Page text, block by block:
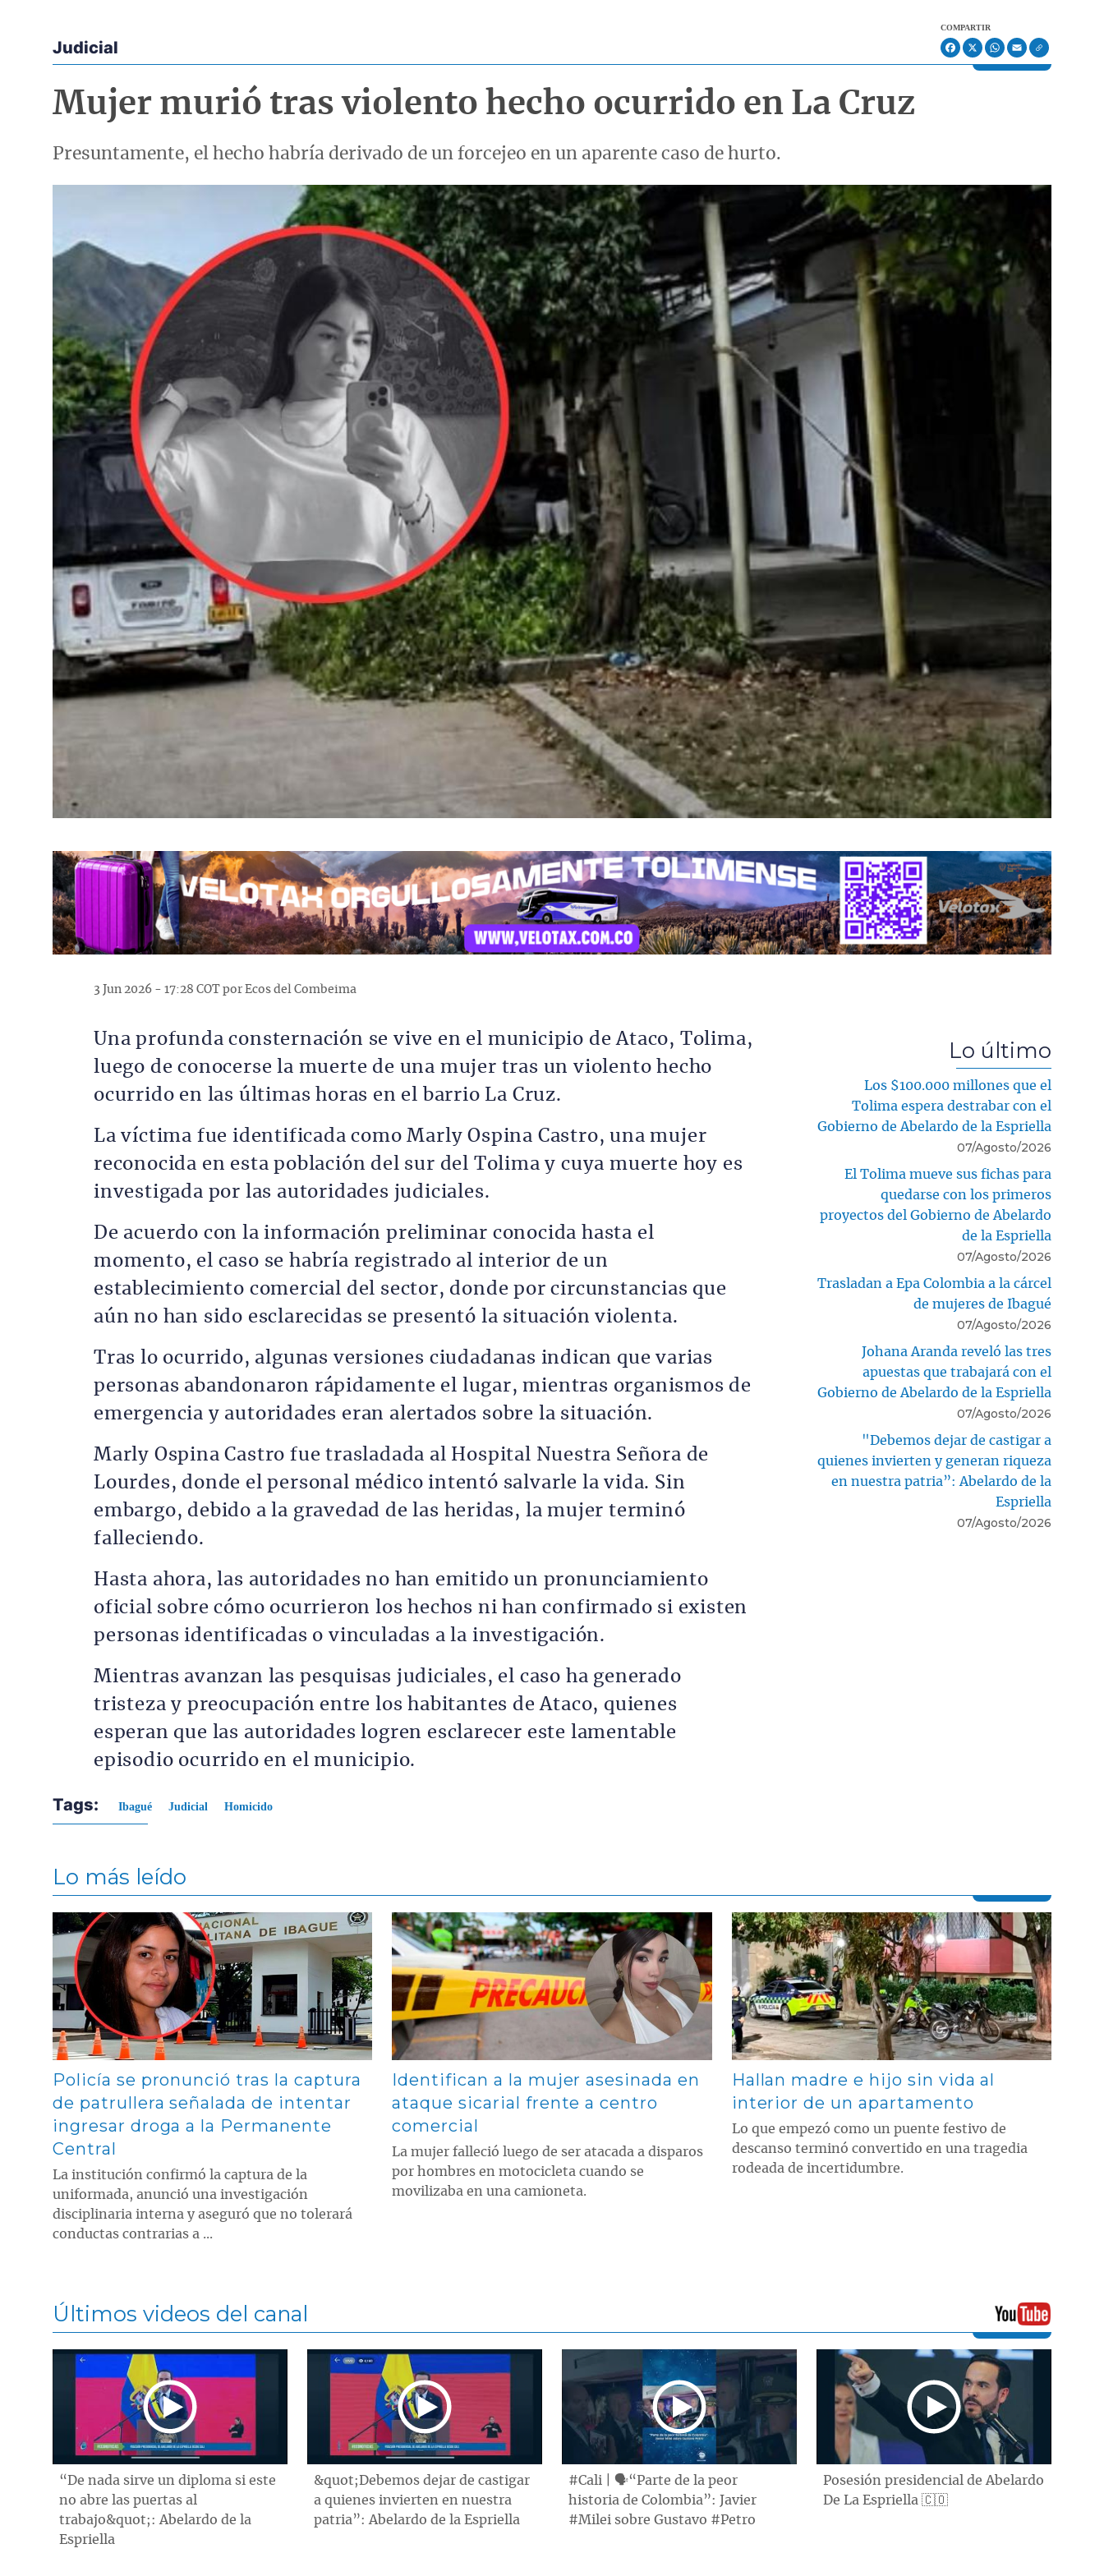
Econoticias y Eventos
Judicial
COMPARTIR
Facebook
X WhatsApp
Email
Mujer murió tras violento hecho ocurrido en La Cruz
Presuntamente, el hecho habría derivado de un forcejeo en un aparente caso de hurto.
3 Jun 2026 - 17:28 COT por Ecos del Combeima
Una profunda consternación se vive en el municipio de Ataco, Tolima,
luego de conocerse la muerte de una mujer tras un violento hecho
ocurrido en las últimas horas en el barrio La Cruz.
La víctima fue identificada como Marly Ospina Castro, una mujer
reconocida en esta población del sur del Tolima y cuya muerte hoy es
investigada por las autoridades judiciales.
De acuerdo con la información preliminar conocida hasta el
momento, el caso se habría registrado al interior de un
establecimiento comercial del sector, donde por circunstancias que
aún no han sido esclarecidas se presentó la situación violenta.
Tras lo ocurrido, algunas versiones ciudadanas indican que varias
personas abandonaron rápidamente el lugar, mientras organismos de
emergencia y autoridades eran alertados sobre la situación.
Marly Ospina Castro fue trasladada al Hospital Nuestra Señora de
Lourdes, donde el personal médico intentó salvarle la vida. Sin
embargo, debido a la gravedad de las heridas, la mujer terminó
falleciendo.
Hasta ahora, las autoridades no han emitido un pronunciamiento
oficial sobre cómo ocurrieron los hechos ni han confirmado si existen
personas identificadas o vinculadas a la investigación.
Mientras avanzan las pesquisas judiciales, el caso ha generado
tristeza y preocupación entre los habitantes de Ataco, quienes
esperan que las autoridades logren esclarecer este lamentable
episodio ocurrido en el municipio.
Lo último
Los $100.000 millones que el
Tolima espera destrabar con el
Gobierno de Abelardo de la Espriella
07/Agosto/2026
El Tolima mueve sus fichas para
quedarse con los primeros
proyectos del Gobierno de Abelardo
de la Espriella
07/Agosto/2026
Trasladan a Epa Colombia a la cárcel
de mujeres de Ibagué
07/Agosto/2026
Johana Aranda reveló las tres
apuestas que trabajará con el
Gobierno de Abelardo de la Espriella
07/Agosto/2026
"Debemos dejar de castigar a
quienes invierten y generan riqueza
en nuestra patria”: Abelardo de la
Espriella
07/Agosto/2026
Tags: Ibagué Judicial Homicido
Lo más leído
Contenido multimedia principal
Policía se pronunció tras la captura
de patrullera señalada de intentar
ingresar droga a la Permanente
Central
La institución confirmó la captura de la
uniformada, anunció una investigación
disciplinaria interna y aseguró que no tolerará
conductas contrarias a ...
Contenido multimedia principal
Identifican a la mujer asesinada en
ataque sicarial frente a centro
comercial
La mujer falleció luego de ser atacada a disparos
por hombres en motocicleta cuando se
movilizaba en una camioneta.
Contenido multimedia principal
Hallan madre e hijo sin vida al
interior de un apartamento
Lo que empezó como un puente festivo de
descanso terminó convertido en una tragedia
rodeada de incertidumbre.
Últimos videos del canal
“De nada sirve un diploma si este
no abre las puertas al
trabajo&quot;: Abelardo de la
Espriella
&quot;Debemos dejar de castigar
a quienes invierten en nuestra
patria”: Abelardo de la Espriella
#Cali | 🗣“Parte de la peor
historia de Colombia”: Javier
#Milei sobre Gustavo #Petro
Posesión presidencial de Abelardo
De La Espriella 🇨🇴